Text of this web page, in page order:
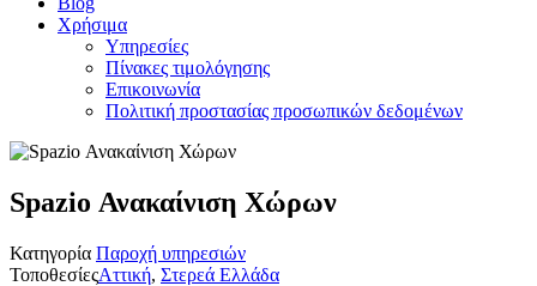
Χρήσιμα
Υπηρεσίες
Πίνακες τιμολόγησης
Επικοινωνία
Πολιτική προστασίας προσωπικών δεδομένων
Spazio Ανακαίνιση Χώρων
Κατηγορία Παροχή υπηρεσιών
ΤοποθεσίεςΑττική, Στερεά Ελλάδα